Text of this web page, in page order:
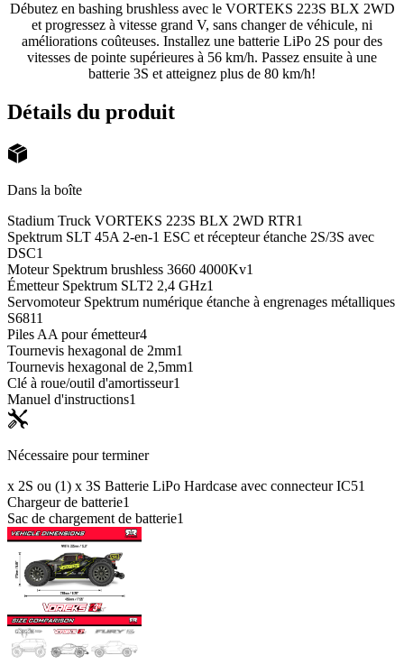
Débutez en bashing brushless avec le VORTEKS 223S BLX 2WD
et progressez à vitesse grand V, sans changer de véhicule, ni
améliorations coûteuses. Installez une batterie LiPo 2S pour des
vitesses de pointe supérieures à 56 km/h. Passez ensuite à une
batterie 3S et atteignez plus de 80 km/h!
Détails du produit
Dans la boîte
Stadium Truck VORTEKS 223S BLX 2WD RTR1
Spektrum SLT 45A 2-en-1 ESC et récepteur étanche 2S/3S avec
DSC1
Moteur Spektrum brushless 3660 4000Kv1
Émetteur Spektrum SLT2 2,4 GHz1
Servomoteur Spektrum numérique étanche à engrenages métalliques
S6811
Piles AA pour émetteur4
Tournevis hexagonal de 2mm1
Tournevis hexagonal de 2,5mm1
Clé à roue/outil d'amortisseur1
Manuel d'instructions1
Nécessaire pour terminer
x 2S ou (1) x 3S Batterie LiPo Hardcase avec connecteur IC51
Chargeur de batterie1
Sac de chargement de batterie1